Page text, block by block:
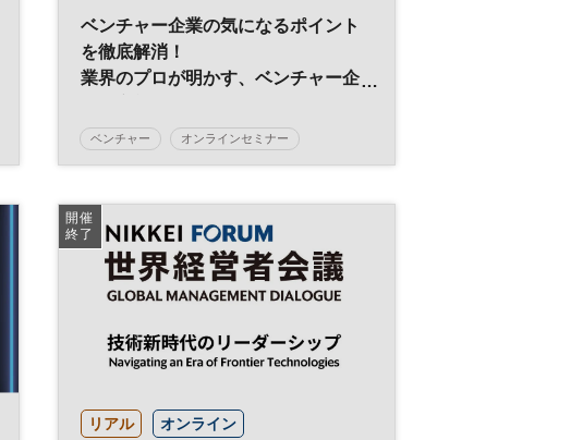
ベンチャー企業の気になるポイント
を徹底解消！
業界のプロが明かす、ベンチャー企
ベンチャー オンラインセミナー
働き方
開催
終了
リアル オンライン